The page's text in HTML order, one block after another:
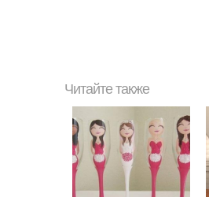
Читайте также